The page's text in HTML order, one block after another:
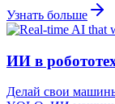
Узнать больше
ИИ в
Делай свои